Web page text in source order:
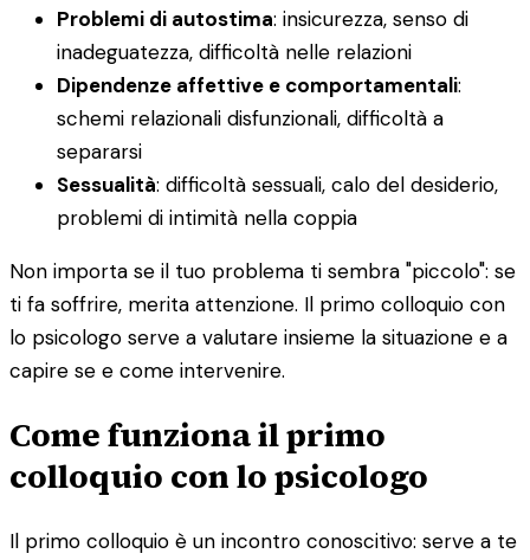
Problemi di autostima: insicurezza, senso di
inadeguatezza, difficoltà nelle relazioni
Dipendenze affettive e comportamentali:
schemi relazionali disfunzionali, difficoltà a
separarsi
Sessualità: difficoltà sessuali, calo del desiderio,
problemi di intimità nella coppia
Non importa se il tuo problema ti sembra "piccolo": se
ti fa soffrire, merita attenzione. Il primo colloquio con
lo psicologo serve a valutare insieme la situazione e a
capire se e come intervenire.
Come funziona il primo
colloquio con lo psicologo
Il primo colloquio è un incontro conoscitivo: serve a te